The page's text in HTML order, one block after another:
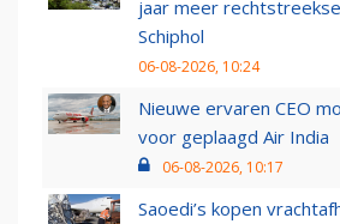
jaar meer
Schiphol
06-08-2026, 10:24
Nieuwe ervaren CEO
voor geplaagd Air India
06-08-2026, 10:17
Saoedi’s kopen